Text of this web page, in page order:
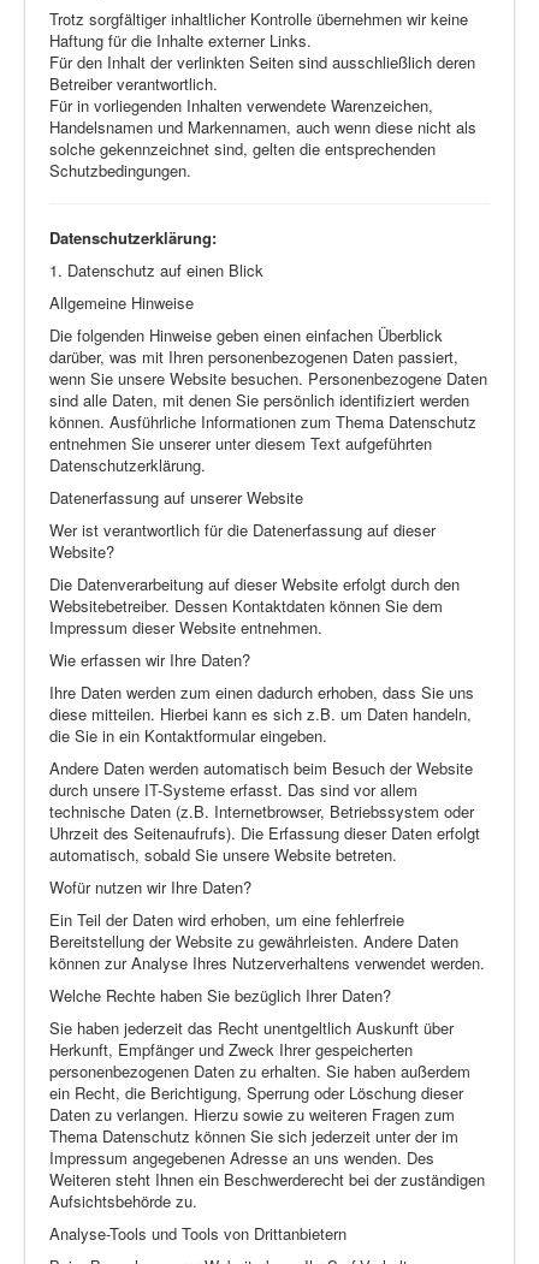
Trotz sorgfältiger inhaltlicher Kontrolle übernehmen wir keine
Haftung für die Inhalte externer Links.
Für den Inhalt der verlinkten Seiten sind ausschließlich deren
Betreiber verantwortlich.
Für in vorliegenden Inhalten verwendete Warenzeichen,
Handelsnamen und Markennamen, auch wenn diese nicht als
solche gekennzeichnet sind, gelten die entsprechenden
Schutzbedingungen.
Datenschutzerklärung:
1. Datenschutz auf einen Blick
Allgemeine Hinweise
Die folgenden Hinweise geben einen einfachen Überblick
darüber, was mit Ihren personenbezogenen Daten passiert,
wenn Sie unsere Website besuchen. Personenbezogene Daten
sind alle Daten, mit denen Sie persönlich identifiziert werden
können. Ausführliche Informationen zum Thema Datenschutz
entnehmen Sie unserer unter diesem Text aufgeführten
Datenschutzerklärung.
Datenerfassung auf unserer Website
Wer ist verantwortlich für die Datenerfassung auf dieser
Website?
Die Datenverarbeitung auf dieser Website erfolgt durch den
Websitebetreiber. Dessen Kontaktdaten können Sie dem
Impressum dieser Website entnehmen.
Wie erfassen wir Ihre Daten?
Ihre Daten werden zum einen dadurch erhoben, dass Sie uns
diese mitteilen. Hierbei kann es sich z.B. um Daten handeln,
die Sie in ein Kontaktformular eingeben.
Andere Daten werden automatisch beim Besuch der Website
durch unsere IT-Systeme erfasst. Das sind vor allem
technische Daten (z.B. Internetbrowser, Betriebssystem oder
Uhrzeit des Seitenaufrufs). Die Erfassung dieser Daten erfolgt
automatisch, sobald Sie unsere Website betreten.
Wofür nutzen wir Ihre Daten?
Ein Teil der Daten wird erhoben, um eine fehlerfreie
Bereitstellung der Website zu gewährleisten. Andere Daten
können zur Analyse Ihres Nutzerverhaltens verwendet werden.
Welche Rechte haben Sie bezüglich Ihrer Daten?
Sie haben jederzeit das Recht unentgeltlich Auskunft über
Herkunft, Empfänger und Zweck Ihrer gespeicherten
personenbezogenen Daten zu erhalten. Sie haben außerdem
ein Recht, die Berichtigung, Sperrung oder Löschung dieser
Daten zu verlangen. Hierzu sowie zu weiteren Fragen zum
Thema Datenschutz können Sie sich jederzeit unter der im
Impressum angegebenen Adresse an uns wenden. Des
Weiteren steht Ihnen ein Beschwerderecht bei der zuständigen
Aufsichtsbehörde zu.
Analyse-Tools und Tools von Drittanbietern